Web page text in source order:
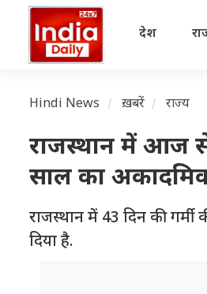
देश
Hindi News ख़बरें राज्य
राजस्थान में आज से
साल का
राजस्थान में 43 दिन की
दिया है.